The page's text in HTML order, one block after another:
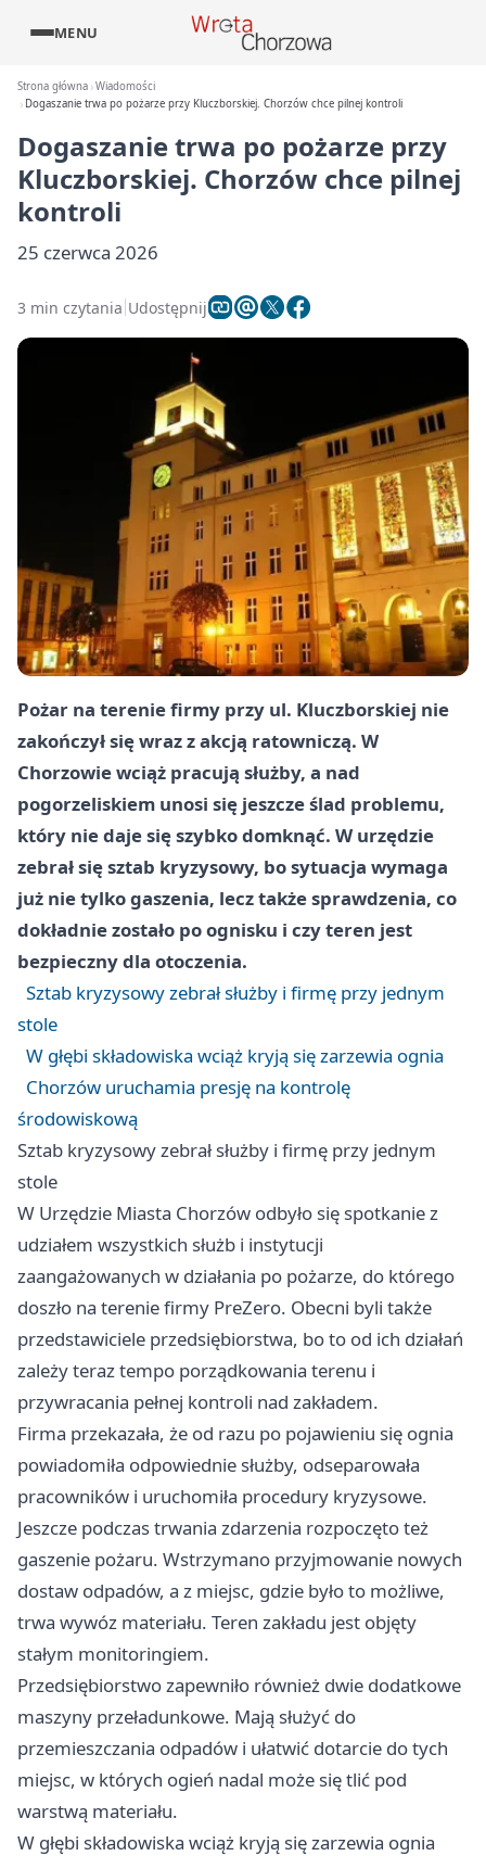
MENU
Strona główna Wiadomości
Dogaszanie trwa po pożarze przy Kluczborskiej. Chorzów chce pilnej kontroli
Dogaszanie trwa po pożarze przy
Kluczborskiej. Chorzów chce pilnej
kontroli
25 czerwca 2026
3 min czytania Udostępnij
Pożar na terenie firmy przy ul. Kluczborskiej nie
zakończył się wraz z akcją ratowniczą. W
Chorzowie wciąż pracują służby, a nad
pogorzeliskiem unosi się jeszcze ślad problemu,
który nie daje się szybko domknąć. W urzędzie
zebrał się sztab kryzysowy, bo sytuacja wymaga
już nie tylko gaszenia, lecz także sprawdzenia, co
dokładnie zostało po ognisku i czy teren jest
bezpieczny dla otoczenia.
Sztab kryzysowy zebrał służby i firmę przy jednym
stole
W głębi składowiska wciąż kryją się zarzewia ognia
Chorzów uruchamia presję na kontrolę
środowiskową
Sztab kryzysowy zebrał służby i firmę przy jednym
stole
W Urzędzie Miasta Chorzów odbyło się spotkanie z
udziałem wszystkich służb i instytucji
zaangażowanych w działania po pożarze, do którego
doszło na terenie firmy PreZero. Obecni byli także
przedstawiciele przedsiębiorstwa, bo to od ich działań
zależy teraz tempo porządkowania terenu i
przywracania pełnej kontroli nad zakładem.
Firma przekazała, że od razu po pojawieniu się ognia
powiadomiła odpowiednie służby, odseparowała
pracowników i uruchomiła procedury kryzysowe.
Jeszcze podczas trwania zdarzenia rozpoczęto też
gaszenie pożaru. Wstrzymano przyjmowanie nowych
dostaw odpadów, a z miejsc, gdzie było to możliwe,
trwa wywóz materiału. Teren zakładu jest objęty
stałym monitoringiem.
Przedsiębiorstwo zapewniło również dwie dodatkowe
maszyny przeładunkowe. Mają służyć do
przemieszczania odpadów i ułatwić dotarcie do tych
miejsc, w których ogień nadal może się tlić pod
warstwą materiału.
W głębi składowiska wciąż kryją się zarzewia ognia